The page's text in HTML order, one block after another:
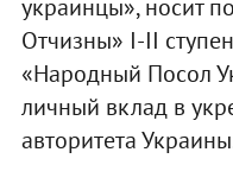
украинцы», носит
Отчизны» I-II
«Народный Посол
личный вклад в
авторитета